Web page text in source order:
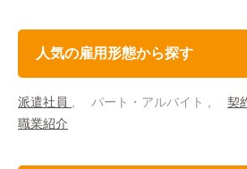
人気の雇用形態から探す
派遣社員 パート・アルバイト 契
職業紹介